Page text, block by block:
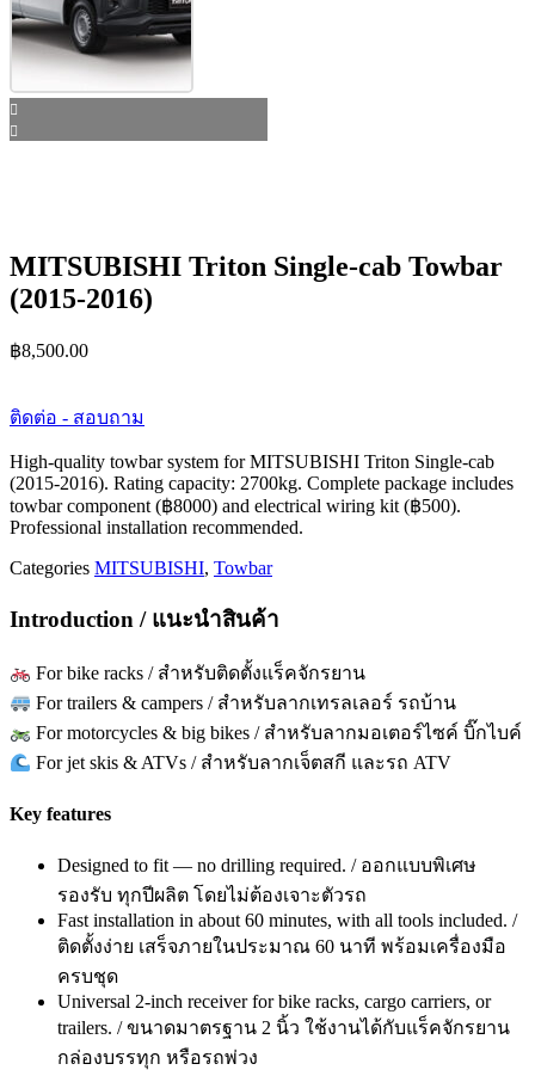
MITSUBISHI Triton Single-cab Towbar
(2015-2016)
฿8,500.00
ติดต่อ - สอบถาม
High-quality towbar system for MITSUBISHI Triton Single-cab
(2015-2016). Rating capacity: 2700kg. Complete package includes
towbar component (฿8000) and electrical wiring kit (฿500).
Professional installation recommended.
Categories MITSUBISHI, Towbar
Introduction / แนะนำสินค้า
For bike racks / สำหรับติดตั้งแร็คจักรยาน
For trailers & campers / สำหรับลากเทรลเลอร์ รถบ้าน
For motorcycles & big bikes / สำหรับลากมอเตอร์ไซค์ บิ๊กไบค์
For jet skis & ATVs / สำหรับลากเจ็ตสกี และรถ ATV
Key features
Designed to fit — no drilling required. / ออกแบบพิเศษ
รองรับ ทุกปีผลิต โดยไม่ต้องเจาะตัวรถ
Fast installation in about 60 minutes, with all tools included. /
ติดตั้งง่าย เสร็จภายในประมาณ 60 นาที พร้อมเครื่องมือ
ครบชุด
Universal 2-inch receiver for bike racks, cargo carriers, or
trailers. / ขนาดมาตรฐาน 2 นิ้ว ใช้งานได้กับแร็คจักรยาน
กล่องบรรทุก หรือรถพ่วง